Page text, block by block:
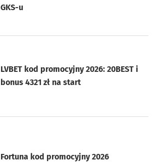
GKS-u
LVBET kod promocyjny 2026: 20BEST i
bonus 4321 zł na start
Fortuna kod promocyjny 2026